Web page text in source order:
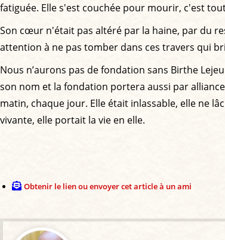
fatiguée. Elle s'est couchée pour mourir, c'est
Son cœur n'était pas altéré par la haine, par du
attention à ne pas tomber dans ces travers qui
Nous n’aurons pas de fondation sans Birthe
son nom et la fondation portera aussi par
matin, chaque jour. Elle était inlassable, elle ne
vivante, elle portait la vie en elle.
Obtenir le lien ou envoyer cet article à un ami